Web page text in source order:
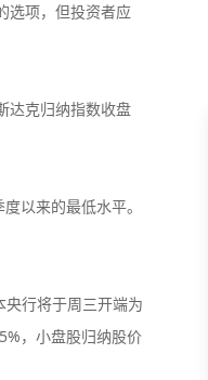
选项，但投资者应
达克归纳指数收盘
以来的最低水平。
行将于周三开端为
，小盘股归纳股价
AvaTrade爱华
Vantage平台
口碑评分：9.05